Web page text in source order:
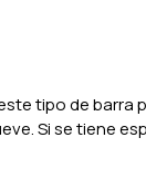
tipo de barra
Si se tiene